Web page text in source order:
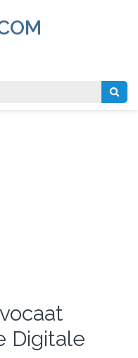
Zoeken
naar:
Digitale